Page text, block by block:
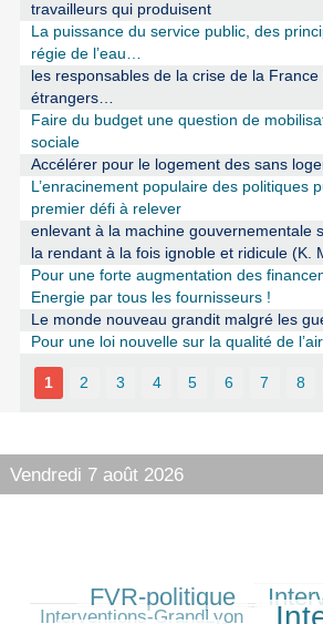
travailleurs qui produisent
La puissance du service public, des
régie de l’eau…
les responsables de la crise de la
étrangers…
Faire du budget une question de
sociale
Accélérer pour le logement des sans
L’enracinement populaire des politiques
premier défi à relever
enlevant à la machine gouvernementale
la rendant à la fois ignoble et ridicule (K.
Pour une forte augmentation des
Energie par tous les fournisseurs !
Le monde nouveau grandit malgré les
Pour une loi nouvelle sur la qualité de
1 2 3 4 5 6 7 8
Vendredi 7 août 2026
FVR-politique
Interventions-GrandLyon
382/530